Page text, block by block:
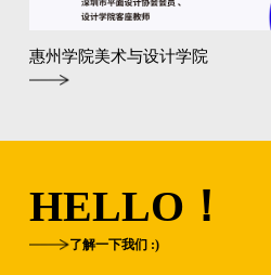
惠州学院美术与设计学院
HELLO！
了解一下我们 :)